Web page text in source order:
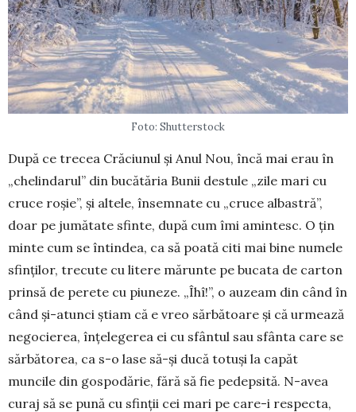
Foto: Shutterstock
După ce trecea Crăciunul și Anul Nou, încă mai erau în
„chelindarul” din bucătăria Bunii destule „zile mari cu
cruce roșie”, și altele, însemnate cu „cruce albastră”,
doar pe jumătate sfinte, după cum îmi amintesc. O țin
minte cum se întindea, ca să poată citi mai bine numele
sfinților, trecute cu litere mărunte pe bucata de carton
prinsă de perete cu piuneze. „Îhî!”, o auzeam din când în
când și-atunci știam că e vreo sărbătoare și că urmează
negocierea, înțelegerea ei cu sfântul sau sfânta care se
sărbă­to­rea, ca s-o lase să-și ducă totuși la capăt
muncile din gospodărie, fără să fie pedepsită. N-avea
curaj să se pună cu sfinții cei mari pe care-i respecta,